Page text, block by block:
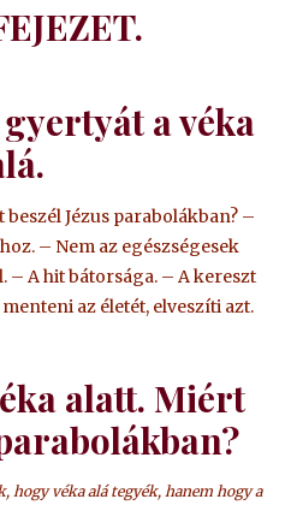
a véka
Jézus parabolákban? –
– Nem az egészségesek
A hit bátorsága. – A kereszt
az életét, elveszíti azt.
alatt. Miért
hogy véka alá tegyék, hanem hogy a